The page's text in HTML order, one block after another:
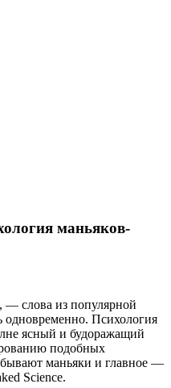
маньяков-
— слова из популярной
одновременно. Психология
ясный и будоражащий
подобных
бывают маньяки и главное —
Science.